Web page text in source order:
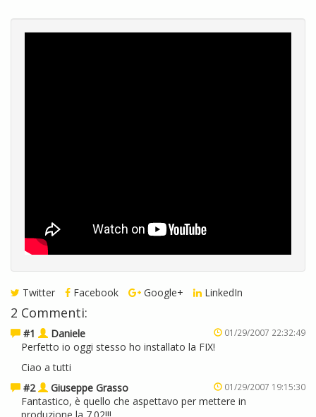
Twitter Facebook Google+ LinkedIn
2 Commenti:
#1 Daniele 01/29/2007 22:32:49
Perfetto io oggi stesso ho installato la FIX!
Ciao a tutti
#2
Giuseppe Grasso 01/29/2007 19:15:30
Fantastico, è quello che aspettavo per mettere in